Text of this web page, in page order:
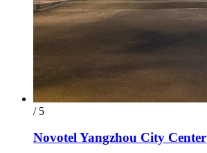
/ 5
Novotel Yangzhou City Center